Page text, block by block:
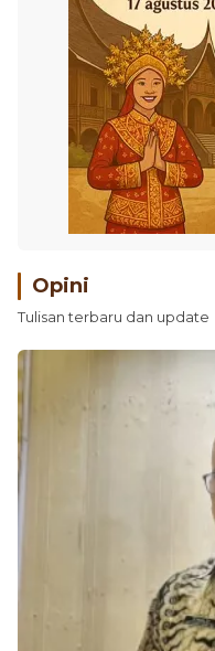
Opini
Tulisan terbaru dan update